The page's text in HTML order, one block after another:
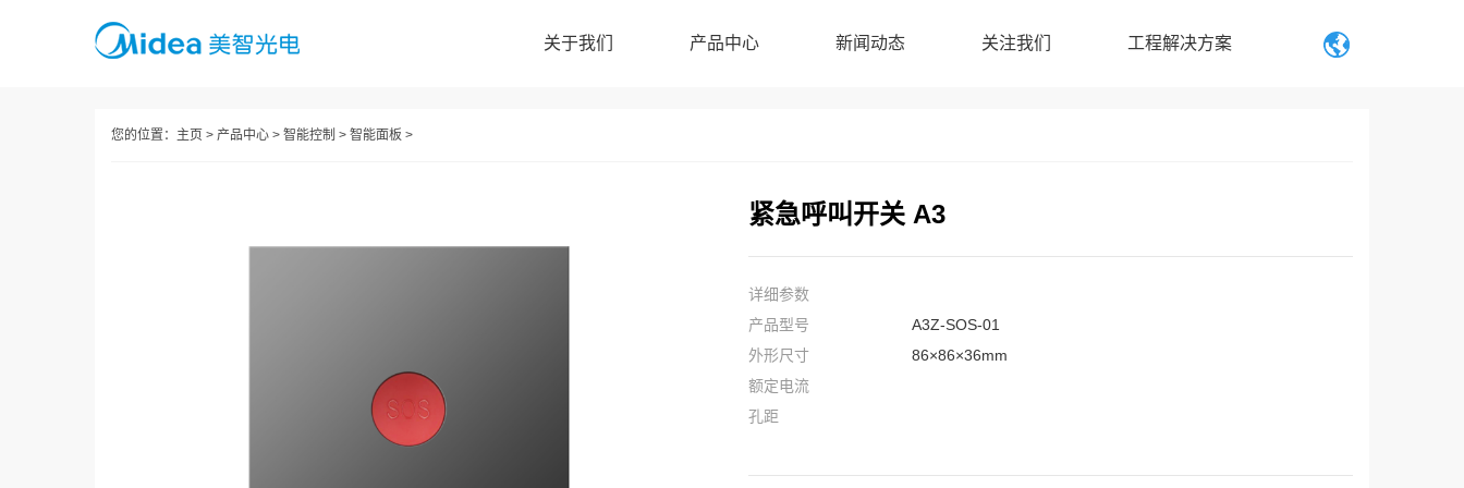
关于我们 产品中心 新闻动态 关注我们 工程解决方案
您的位置： 主页 > 产品中心 > 智能控制 > 智能面板 >
紧急呼叫开关 A3
详细参数
产品型号
A3Z-SOS-01
外形尺寸
86×86×36mm
额定电流
孔距